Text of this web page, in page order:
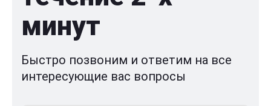
минут
Быстро позвоним и ответим на все
интересующие вас вопросы